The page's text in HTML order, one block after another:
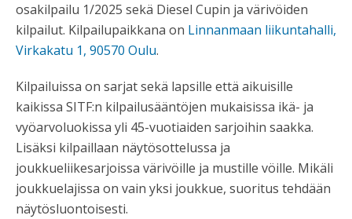
osakilpailu 1/2025 sekä Diesel Cupin ja värivöiden
kilpailut. Kilpailupaikkana on Linnanmaan liikuntahalli,
Virkakatu 1, 90570 Oulu.
Kilpailuissa on sarjat sekä lapsille että aikuisille
kaikissa SITF:n kilpailusääntöjen mukaisissa ikä- ja
vyöarvoluokissa yli 45-vuotiaiden sarjoihin saakka.
Lisäksi kilpaillaan näytösottelussa ja
joukkueliikesarjoissa värivöille ja mustille vöille. Mikäli
joukkuelajissa on vain yksi joukkue, suoritus tehdään
näytösluontoisesti.